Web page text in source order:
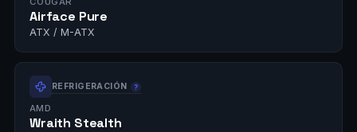
Airface Pure
ATX / M-ATX
REFRIGERACIÓN
AMD
Wraith Stealth